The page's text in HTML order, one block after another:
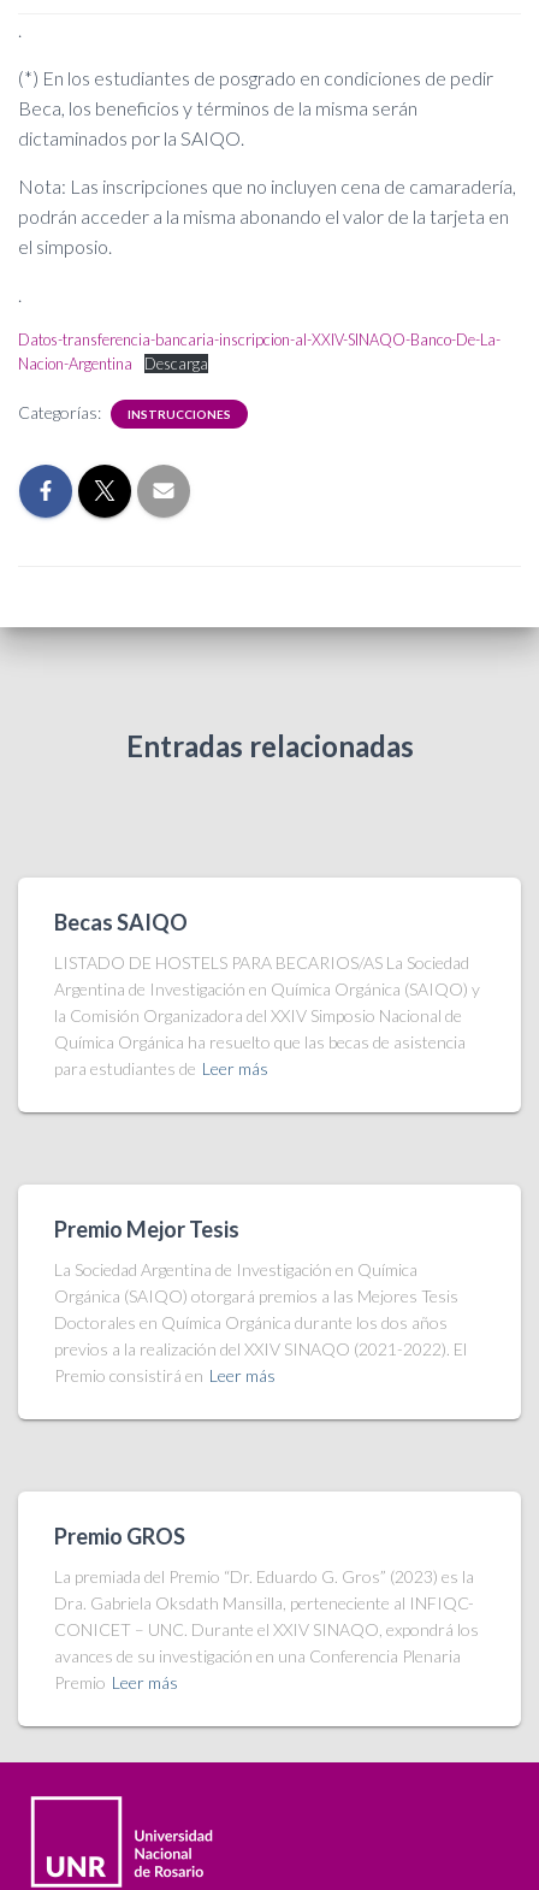
.
(*) En los estudiantes de posgrado en condiciones de pedir
Beca, los beneficios y términos de la misma serán
dictaminados por la SAIQO.
Nota: Las inscripciones que no incluyen cena de camaradería,
podrán acceder a la misma abonando el valor de la tarjeta en
el simposio.
.
Datos-transferencia-bancaria-inscripcion-al-XXIV-SINAQO-Banco-De-La-
Nacion-Argentina
Descarga
Categorías: INSTRUCCIONES
Entradas relacionadas
Becas SAIQO
LISTADO DE HOSTELS PARA BECARIOS/AS La Sociedad
Argentina de Investigación en Química Orgánica (SAIQO) y
la Comisión Organizadora del XXIV Simposio Nacional de
Química Orgánica ha resuelto que las becas de asistencia
para estudiantes de Leer más
Premio Mejor Tesis
La Sociedad Argentina de Investigación en Química
Orgánica (SAIQO) otorgará premios a las Mejores Tesis
Doctorales en Química Orgánica durante los dos años
previos a la realización del XXIV SINAQO (2021-2022). El
Premio consistirá en Leer más
Premio GROS
La premiada del Premio “Dr. Eduardo G. Gros” (2023) es la
Dra. Gabriela Oksdath Mansilla, perteneciente al INFIQC-
CONICET – UNC. Durante el XXIV SINAQO, expondrá los
avances de su investigación en una Conferencia Plenaria
Premio Leer más